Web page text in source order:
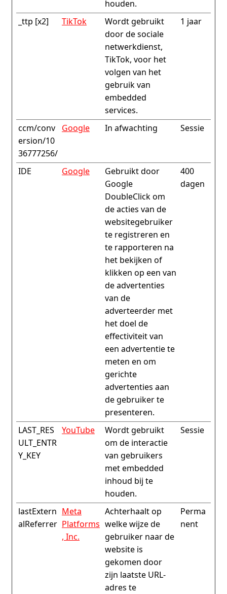
houden.
_ttp [x2] TikTok
Wordt gebruikt
door de sociale
netwerkdienst,
TikTok, voor het
volgen van het
gebruik van
embedded
services.
1 jaar
ccm/conv
ersion/10
36777256/
Google In afwachting Sessie
IDE Google
Gebruikt door
Google
DoubleClick om
de acties van de
websitegebruiker
te registreren en
te rapporteren na
het bekijken of
klikken op een van
de advertenties
van de
adverteerder met
het doel de
effectiviteit van
een advertentie te
meten en om
gerichte
advertenties aan
de gebruiker te
presenteren.
400
dagen
LAST_RES
ULT_ENTR
Y_KEY
YouTube
Wordt gebruikt
om de interactie
van gebruikers
met embedded
inhoud bij te
houden.
Sessie
lastExtern
alReferrer
Meta
Platforms
, Inc.
Achterhaalt op
welke wijze de
gebruiker naar de
website is
gekomen door
zijn laatste URL-
adres te
Perma
nent